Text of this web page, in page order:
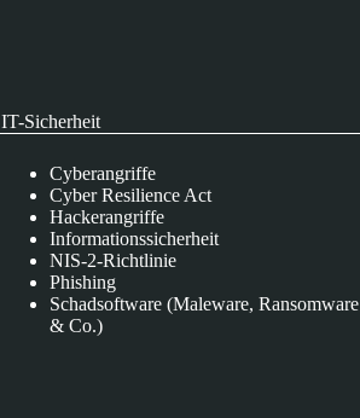
IT-Sicherheit
Cyberangriffe
Cyber Resilience Act
Hackerangriffe
Informationssicherheit
NIS-2-Richtlinie
Phishing
Schadsoftware (Maleware, Ransomware
& Co.)